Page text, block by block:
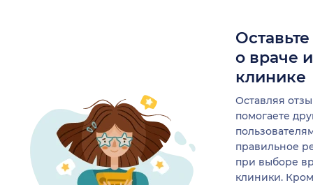
о враче
клинике
Оставляя
помогаете
правильное
при выборе
клиники.